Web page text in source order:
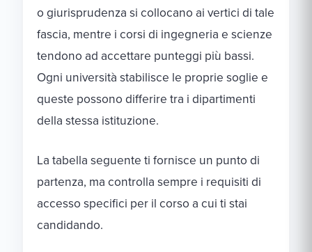
o giurisprudenza si collocano ai vertici di tale
fascia, mentre i corsi di ingegneria e scienze
tendono ad accettare punteggi più bassi.
Ogni università stabilisce le proprie soglie e
queste possono differire tra i dipartimenti
della stessa istituzione.
La tabella seguente ti fornisce un punto di
partenza, ma controlla sempre i requisiti di
accesso specifici per il corso a cui ti stai
candidando.